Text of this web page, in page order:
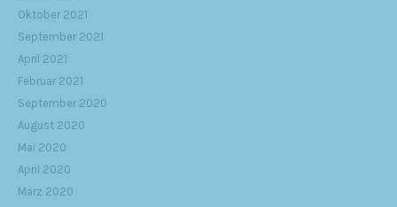
Oktober 2021
September 2021
April 2021
Februar 2021
September 2020
August 2020
Mai 2020
April 2020
März 2020